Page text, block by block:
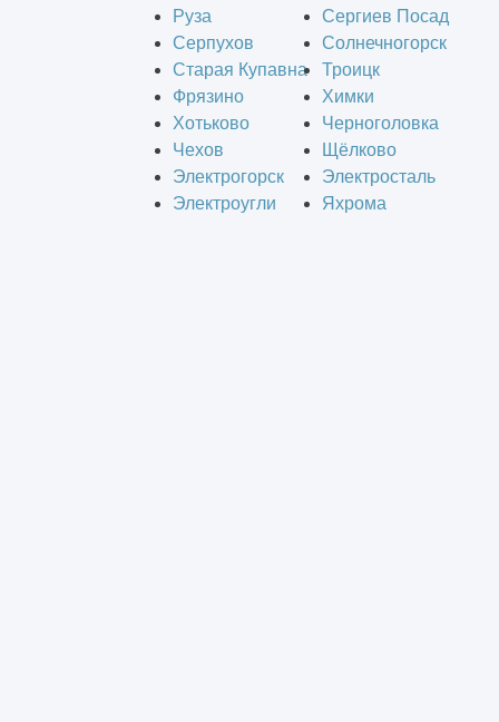
Руза
Сергиев Посад
Серпухов
Солнечногорск
Старая Купавна
Троицк
Фрязино
Химки
Хотьково
Черноголовка
Чехов
Щёлково
Электрогорск
Электросталь
Электроугли
Яхрома